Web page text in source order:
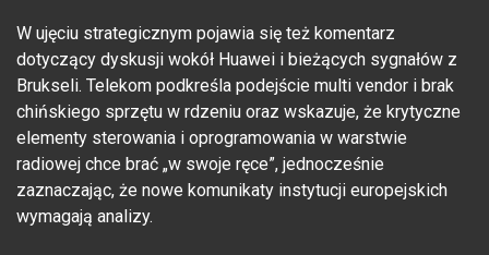
W ujęciu strategicznym pojawia się też komentarz
dotyczący dyskusji wokół Huawei i bieżących sygnałów z
Brukseli. Telekom podkreśla podejście multi vendor i brak
chińskiego sprzętu w rdzeniu oraz wskazuje, że krytyczne
elementy sterowania i oprogramowania w warstwie
radiowej chce brać „w swoje ręce”, jednocześnie
zaznaczając, że nowe komunikaty instytucji europejskich
wymagają analizy.